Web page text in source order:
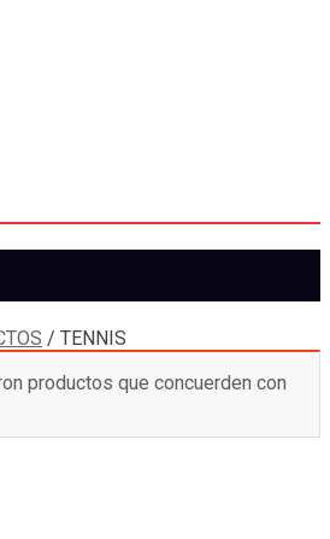
/ TENNIS
productos que concuerden con